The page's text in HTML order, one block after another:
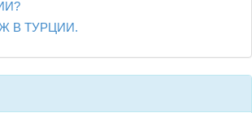
В ТУРЦИИ.